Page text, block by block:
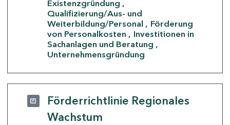
Existenzgründung
Qualifizierung/Aus- und
Weiterbildung/Personal
Förderung
von Personalkosten
Investitionen in
Sachanlagen und Beratung
Unternehmensgründung
Förderrichtlinie Regionales
Wachstum